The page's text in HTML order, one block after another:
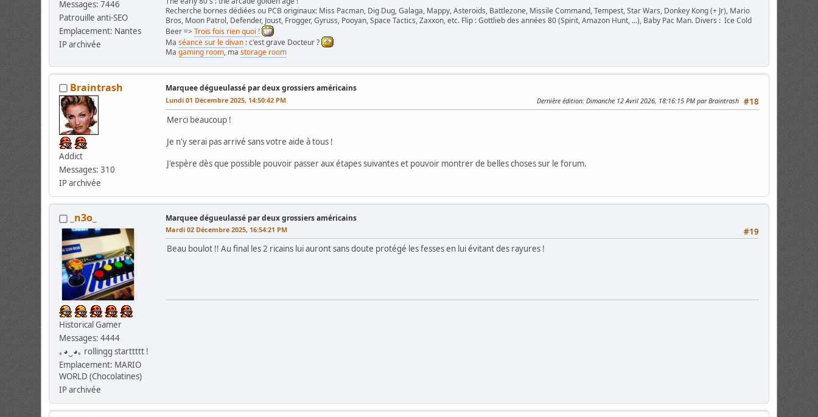
Messages: 7446
Patrouille anti-SEO
Emplacement: Nantes
IP archivée
Recherche bornes dédiées ou PCB originaux: Miss Pacman, Dig Dug, Galaga, Mappy, Asteroids, Battlezone, Missile Command, Tempest, Star Wars, Donkey Kong (+ Jr), Mario
Bros, Moon Patrol, Defender, Joust, Frogger, Gyruss, Pooyan, Space Tactics, Zaxxon, etc. Flip : Gottlieb des années 80 (Spirit, Amazon Hunt, ...), Baby Pac Man. Divers : Ice Cold
Beer =>Trois fois rien quoi !
Maséance sur le divan : c'est grave Docteur ?
Magaming room, mastorage room
Braintrash
Addict
Messages: 310
IP archivée
Marquee dégueulassé par deux grossiers américains
#18
Lundi 01 Décembre 2025, 14:50:42 PM Dernière édition: Dimanche 12 Avril 2026, 18:16:15 PM par Braintrash
Merci beaucoup !
Je n'y serai pas arrivé sans votre aide à tous !
J'espère dès que possible pouvoir passer aux étapes suivantes et pouvoir montrer de belles choses sur le forum.
_n3o_
Historical Gamer
Messages: 4444
｡◕‿◕｡ rollingg starttttt !
Emplacement: MARIO
WORLD (Chocolatines)
IP archivée
Marquee dégueulassé par deux grossiers américains
#19
Mardi 02 Décembre 2025, 16:54:21 PM
Beau boulot !! Au final les 2 ricains lui auront sans doute protégé les fesses en lui évitant des rayures !